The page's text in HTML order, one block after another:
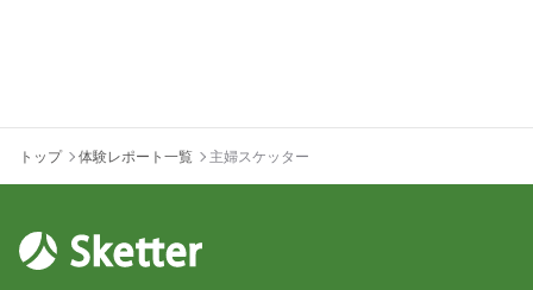
トップ 体験レポート一覧 主婦スケッター